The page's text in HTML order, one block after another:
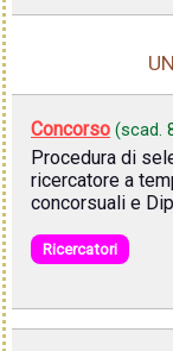
Concorso (scad.
Procedura di
ricercatore a
concorsuali e
Ricercatori